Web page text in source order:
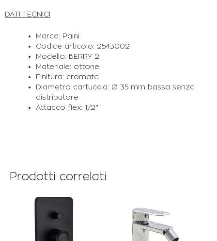
DATI TECNICI
Marca: Paini
Codice articolo: 2543002
Modello: BERRY 2
Materiale: ottone
Finitura: cromata
Diametro cartuccia: Ø 35 mm bassa senza
distributore
Attacco flex: 1/2″
Prodotti correlati